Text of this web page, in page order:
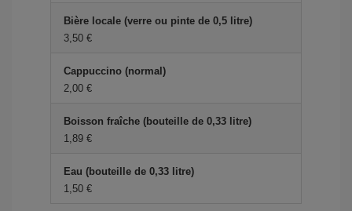
Bière locale (verre ou pinte de 0,5 litre)
3,50 €
Cappuccino (normal)
2,00 €
Boisson fraîche (bouteille de 0,33 litre)
1,89 €
Eau (bouteille de 0,33 litre)
1,50 €